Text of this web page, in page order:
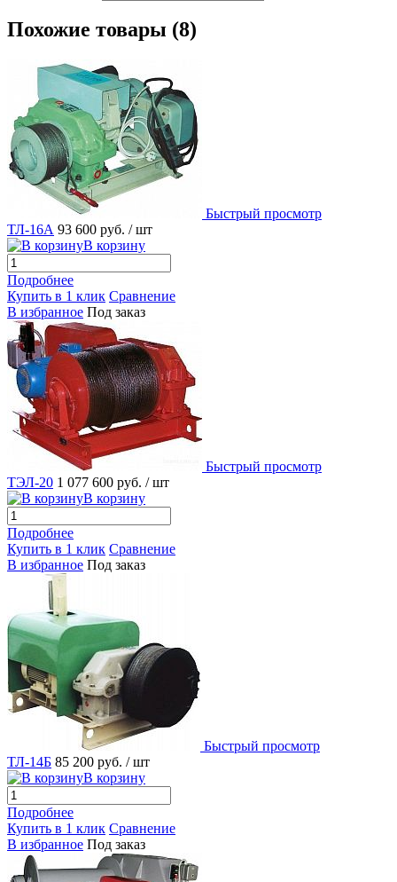
Похожие товары (8)
Быстрый просмотр
ТЛ-16А 93 600 руб. / шт
В корзину
Подробнее
Купить в 1 клик Сравнение
В избранное Под заказ
Быстрый просмотр
ТЭЛ-20 1 077 600 руб. / шт
В корзину
Подробнее
Купить в 1 клик Сравнение
В избранное Под заказ
Быстрый просмотр
ТЛ-14Б 85 200 руб. / шт
В корзину
Подробнее
Купить в 1 клик Сравнение
В избранное Под заказ